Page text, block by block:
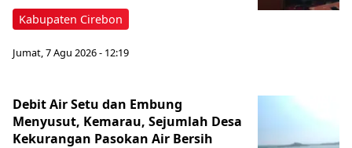
Kabupaten Cirebon
Jumat, 7 Agu 2026 - 12:19
Debit Air Setu dan Embung
Menyusut, Kemarau, Sejumlah Desa
Kekurangan Pasokan Air Bersih